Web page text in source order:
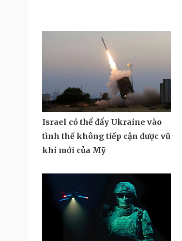
Israel có thể đẩy Ukraine vào
tình thế không tiếp cận được vũ
khí mới của Mỹ